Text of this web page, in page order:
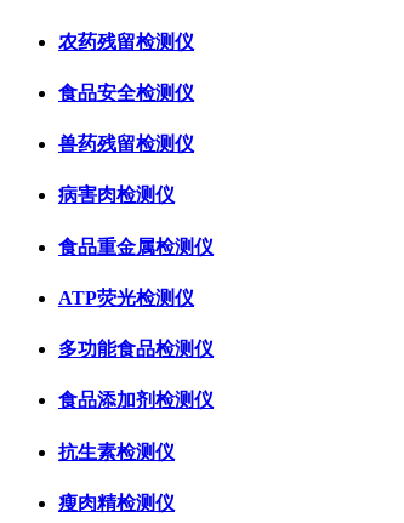
农药残留检测仪
食品安全检测仪
兽药残留检测仪
病害肉检测仪
食品重金属检测仪
ATP荧光检测仪
多功能食品检测仪
食品添加剂检测仪
抗生素检测仪
瘦肉精检测仪